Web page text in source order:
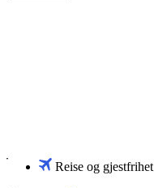
Reise og gjestfrihet